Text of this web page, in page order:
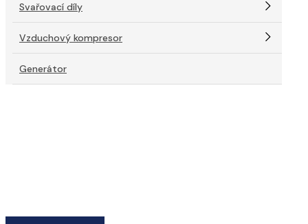
Svařovací díly
Vzduchový kompresor
Generátor